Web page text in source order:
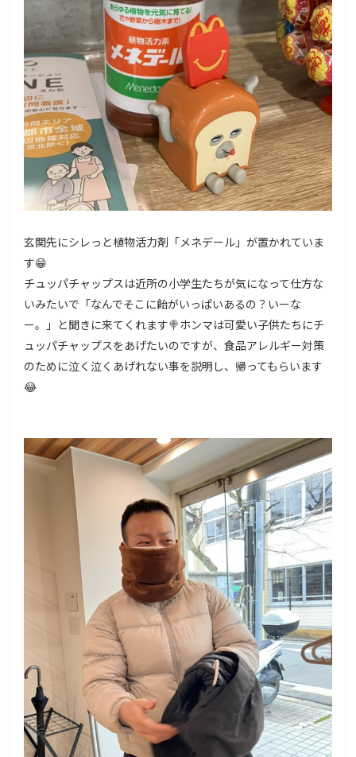
玄関先にシレっと植物活力剤「メネデール」が置かれていま
す😁
チュッパチャップスは近所の小学生たちが気になって仕方な
いみたいで「なんでそこに飴がいっぱいあるの？いーな
ー。」と聞きに来てくれます🍭ホンマは可愛い子供たちにチ
ュッパチャップスをあげたいのですが、食品アレルギー対策
のために泣く泣くあげれない事を説明し、帰ってもらいます
😂